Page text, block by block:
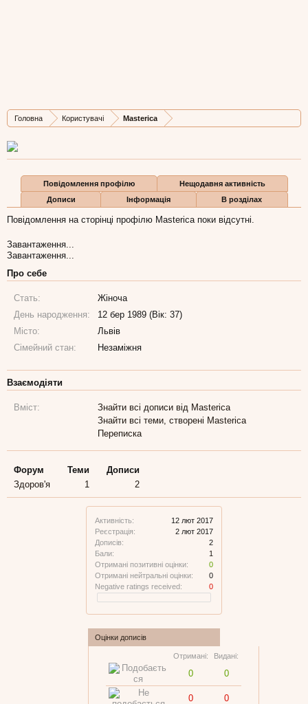
Головна Користувачі Masterica
Активність:
12 лют 2017
Реєстрація:
2 лют 2017
Дописів:
2
Бали:
1
Отримані позитивні оцінки:
0
Отримані нейтральні оцінки:
0
Negative ratings received:
0
Оцінки дописів
Отримані: Видані:
0 0
0 0
Дописів
2
Карма
0
Бали
1
Повідомлення профілю
Нещодавня активність
Дописи
Інформація В розділах
Повідомлення на сторінці профілю Masterica поки відсутні.
Завантаження...
Завантаження...
Про себе
Стать:
Жіноча
День народження:
12 бер 1989 (Вік: 37)
Місто:
Львів
Сімейний стан:
Незаміжня
Взаємодіяти
Вміст:
Знайти всі дописи від Masterica
Знайти всі теми, створені Masterica
Переписка
Форум Теми
Дописи
Здоров'я
1 2